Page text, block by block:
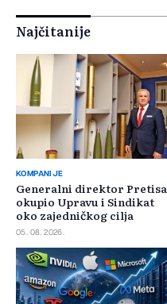
Najčitanije
KOMPANIJE
Generalni direktor Pretisa
okupio Upravu i Sindikat
oko zajedničkog cilja
05. 08. 2026.